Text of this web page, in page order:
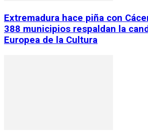
Extremadura hace piña con
388 municipios respaldan la
Europea de la Cultura